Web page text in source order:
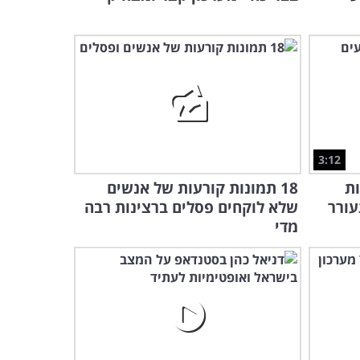
3:12
18 תמונות קורעות של אנשים
שלא לוקחים פסלים ברצינות רבה
מדי